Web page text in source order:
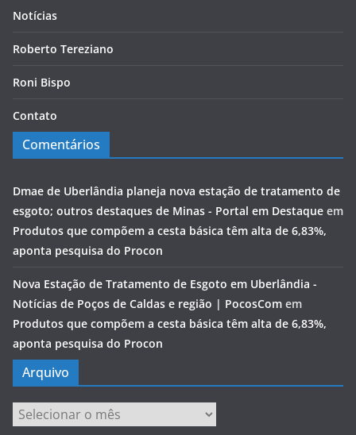
Notícias
Roberto Tereziano
Roni Bispo
Contato
Comentários
Dmae de Uberlândia planeja nova estação de tratamento de
esgoto; outros destaques de Minas - Portal em Destaque em
Produtos que compõem a cesta básica têm alta de 6,83%,
aponta pesquisa do Procon
Nova Estação de Tratamento de Esgoto em Uberlândia -
Notícias de Poços de Caldas e região | PocosCom em
Produtos que compõem a cesta básica têm alta de 6,83%,
aponta pesquisa do Procon
Arquivo
Arquivo